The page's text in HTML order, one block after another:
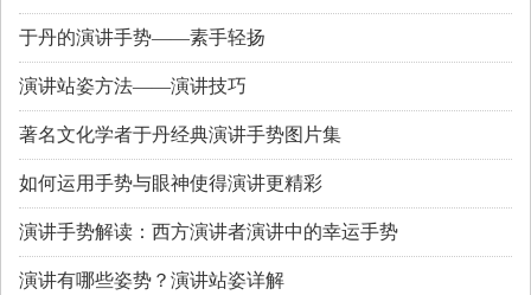
于丹的演讲手势——素手轻扬
演讲站姿方法——演讲技巧
著名文化学者于丹经典演讲手势图片集
如何运用手势与眼神使得演讲更精彩
演讲手势解读：西方演讲者演讲中的幸运手势
演讲有哪些姿势？演讲站姿详解